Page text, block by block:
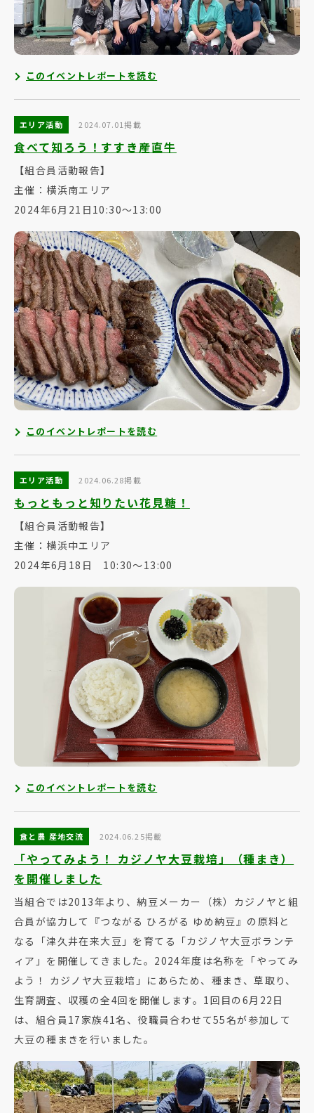
このイベントレポートを読む
エリア活動 2024.07.01掲載
食べて知ろう！すすき産直牛
【組合員活動報告】
主催：横浜南エリア
2024年6月21日10:30～13:00
このイベントレポートを読む
エリア活動 2024.06.28掲載
もっともっと知りたい花見糖！
【組合員活動報告】
主催：横浜中エリア
2024年6月18日 10:30～13:00
このイベントレポートを読む
食と農 産地交流 2024.06.25掲載
「やってみよう！ カジノヤ大豆栽培」（種まき）
を開催しました
当組合では2013年より、納豆メーカー（株）カジノヤと組
合員が協力して『つながる ひろがる ゆめ納豆』の原料と
なる「津久井在来大豆」を育てる「カジノヤ大豆ボランテ
ィア」を開催してきました。2024年度は名称を「やってみ
よう！ カジノヤ大豆栽培」にあらため、種まき、草取り、
生育調査、収穫の全4回を開催します。1回目の6月22日
は、組合員17家族41名、役職員合わせて55名が参加して
大豆の種まきを行いました。